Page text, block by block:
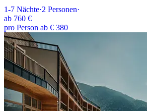
1-7 Nächte·2 Personen·
ab 760 €
pro Person ab € 380